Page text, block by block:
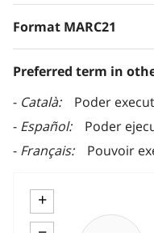
Format MARC21
Preferred term in
Català
Poder
Español
Poder
Français
Pouvoir
+